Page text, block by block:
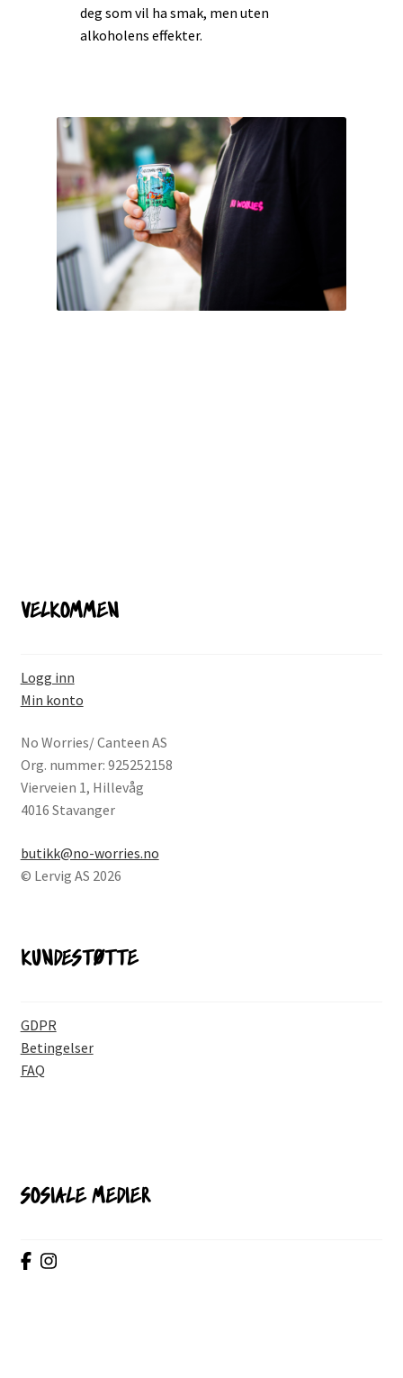
deg som vil ha smak, men uten
alkoholens effekter.
VELKOMMEN
Logg inn
Min konto
No Worries/ Canteen AS
Org. nummer: 925252158
Vierveien 1, Hillevåg
4016 Stavanger
butikk@no-worries.no
© Lervig AS 2026
KUNDESTØTTE
GDPR
Betingelser
FAQ
SOSIALE MEDIER